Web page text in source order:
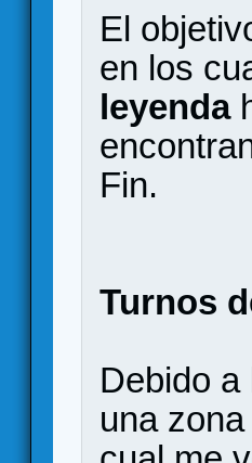
El
en los
leyenda
Fin.
Turnos
Debido
una